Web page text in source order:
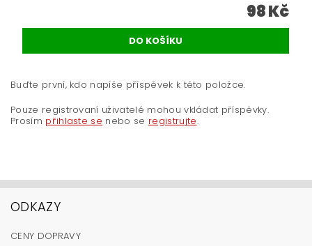
98 Kč
Buďte první, kdo napíše příspěvek k této položce.
Pouze registrovaní uživatelé mohou vkládat příspěvky.
Prosím přihlaste se nebo se registrujte.
ODKAZY
CENY DOPRAVY